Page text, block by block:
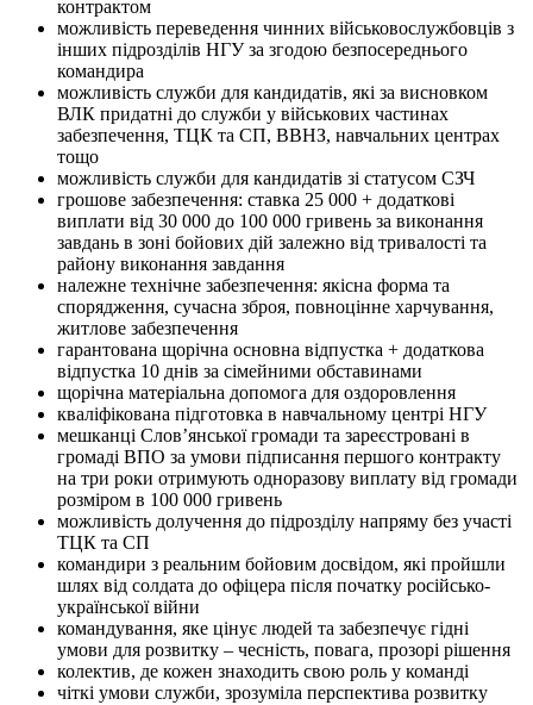
контрактом
можливість переведення чинних військовослужбовців з
інших підрозділів НГУ за згодою безпосереднього
командира
можливість служби для кандидатів, які за висновком
ВЛК придатні до служби у військових частинах
забезпечення, ТЦК та СП, ВВНЗ, навчальних центрах
тощо
можливість служби для кандидатів зі статусом СЗЧ
грошове забезпечення: ставка 25 000 + додаткові
виплати від 30 000 до 100 000 гривень за виконання
завдань в зоні бойових дій залежно від тривалості та
району виконання завдання
належне технічне забезпечення: якісна форма та
спорядження, сучасна зброя, повноцінне харчування,
житлове забезпечення
гарантована щорічна основна відпустка + додаткова
відпустка 10 днів за сімейними обставинами
щорічна матеріальна допомога для оздоровлення
кваліфікована підготовка в навчальному центрі НГУ
мешканці Словʼянської громади та зареєстровані в
громаді ВПО за умови підписання першого контракту
на три роки отримують одноразову виплату від громади
розміром в 100 000 гривень
можливість долучення до підрозділу напряму без участі
ТЦК та СП
командири з реальним бойовим досвідом, які пройшли
шлях від солдата до офіцера після початку російсько-
української війни
командування, яке цінує людей та забезпечує гідні
умови для розвитку – чесність, повага, прозорі рішення
колектив, де кожен знаходить свою роль у команді
чіткі умови служби, зрозуміла перспектива розвитку